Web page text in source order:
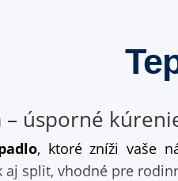
– úsporné
, ktoré zníži vaše
split, vhodné pre